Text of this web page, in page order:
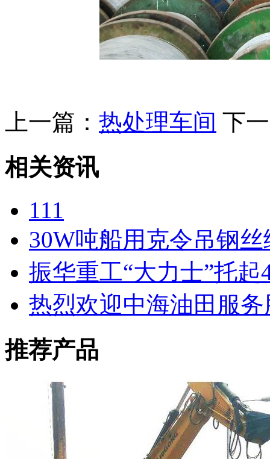
上一篇： 热处理车间 下
相关资讯
111
30W吨船用克令吊钢
振华重工“大力士”托
热烈欢迎中海油田服
推荐产品